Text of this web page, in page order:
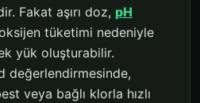
Fakat aşırı doz, pH
tüketimi nedeniyle
yük oluşturabilir.
değerlendirmesinde,
veya bağlı klorla hızlı